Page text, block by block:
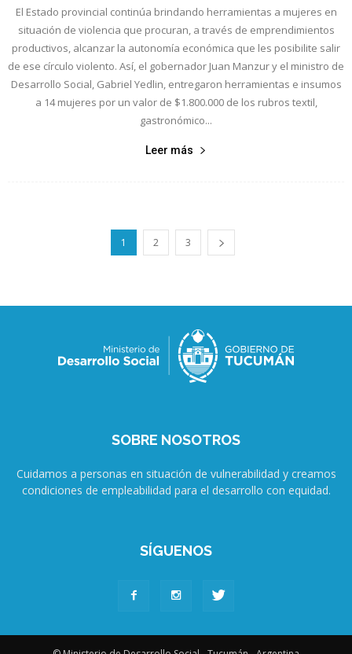
El Estado provincial continúa brindando herramientas a mujeres en
situación de violencia que procuran, a través de emprendimientos
productivos, alcanzar la autonomía económica que les posibilite salir
de ese círculo violento. Así, el gobernador Juan Manzur y el ministro de
Desarrollo Social, Gabriel Yedlin, entregaron herramientas e insumos
a 14 mujeres por un valor de $1.800.000 de los rubros textil,
gastronómico...
Leer más
1 2 3
SOBRE NOSOTROS
Cuidamos a personas en situación de vulnerabilidad y creamos
condiciones de empleabilidad para el desarrollo con equidad.
SÍGUENOS